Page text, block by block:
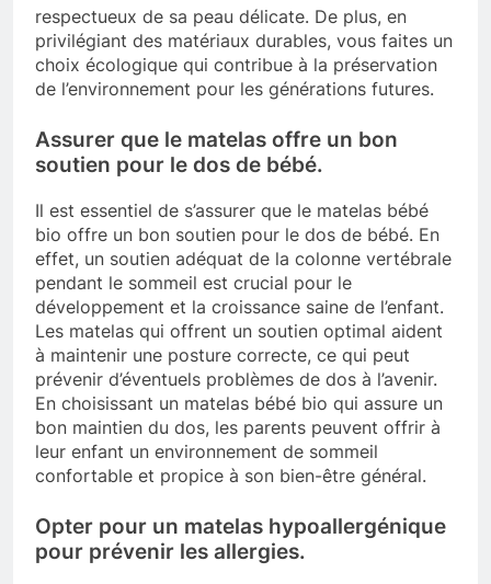
respectueux de sa peau délicate. De plus, en
privilégiant des matériaux durables, vous faites un
choix écologique qui contribue à la préservation
de l’environnement pour les générations futures.
Assurer que le matelas offre un bon
soutien pour le dos de bébé.
Il est essentiel de s’assurer que le matelas bébé
bio offre un bon soutien pour le dos de bébé. En
effet, un soutien adéquat de la colonne vertébrale
pendant le sommeil est crucial pour le
développement et la croissance saine de l’enfant.
Les matelas qui offrent un soutien optimal aident
à maintenir une posture correcte, ce qui peut
prévenir d’éventuels problèmes de dos à l’avenir.
En choisissant un matelas bébé bio qui assure un
bon maintien du dos, les parents peuvent offrir à
leur enfant un environnement de sommeil
confortable et propice à son bien-être général.
Opter pour un matelas hypoallergénique
pour prévenir les allergies.